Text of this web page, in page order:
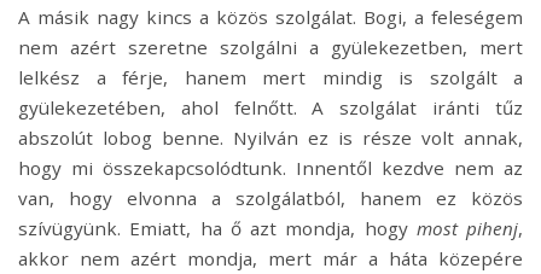
A másik nagy kincs a közös szolgálat. Bogi, a feleségem
nem azért szeretne szolgálni a gyülekezetben, mert
lelkész a férje, hanem mert mindig is szolgált a
gyülekezetében, ahol felnőtt. A szolgálat iránti tűz
abszolút lobog benne. Nyilván ez is része volt annak,
hogy mi összekapcsolódtunk. Innentől kezdve nem az
van, hogy elvonna a szolgálatból, hanem ez közös
szívügyünk. Emiatt, ha ő azt mondja, hogy most pihenj,
akkor nem azért mondja, mert már a háta közepére